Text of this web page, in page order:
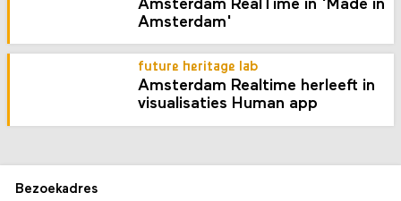
Amsterdam RealTime in 'Made in
Amsterdam'
future heritage lab
Amsterdam Realtime herleeft in
visualisaties Human app
Bezoekadres